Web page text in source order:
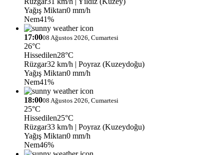
Yağış Miktarı0 mm/h
Nem41%
17:0008 Ağustos 2026, Cumartesi
26°C
Hissedilen28°C
Rüzgar32 km/h | Poyraz (Kuzeydoğu)
Yağış Miktarı0 mm/h
Nem41%
18:0008 Ağustos 2026, Cumartesi
25°C
Hissedilen25°C
Rüzgar33 km/h | Poyraz (Kuzeydoğu)
Yağış Miktarı0 mm/h
Nem46%